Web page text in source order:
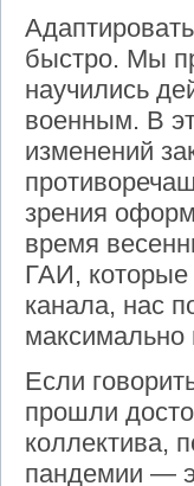
быстро. Мы
научились
военным. В
изменений
зрения
время
ГАИ, которые
канала, нас
максимально
Если
прошли
коллектива,
пандемии —